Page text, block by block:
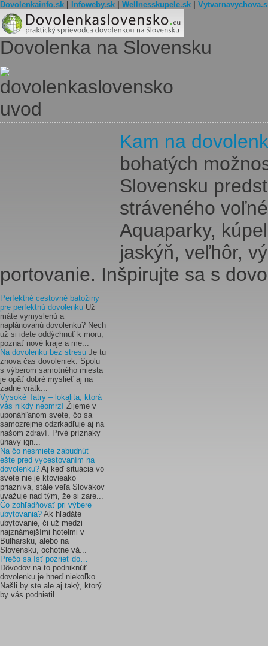
Dovolenkainfo.sk Infoweby.sk Wellnesskupele.sk
Dovolenka na Slovensku
Kam na
bohatých
Slovensku
stráveného
Aquaparky,
jaskýň, veľhôr,
portovanie. Inšpirujte sa s
Perfektné cestovné batožiny
pre perfektnú dovolenku Už
máte vymyslenú a
naplánovanú dovolenku? Nech
už si idete oddýchnuť k moru,
poznať nové kraje a me...
Na dovolenku bez stresu Je tu
znova čas dovoleniek. Spolu
s výberom samotného miesta
je opäť dobré myslieť aj na
zadné vrátk...
Vysoké Tatry – lokalita, ktorá
vás nikdy neomrzí Žijeme v
uponáhľanom svete, čo sa
samozrejme odzrkadľuje aj na
našom zdraví. Prvé príznaky
únavy ign...
Na čo nesmiete zabudnúť
ešte pred vycestovaním na
dovolenku? Aj keď situácia vo
svete nie je ktovieako
priaznivá, stále veľa Slovákov
uvažuje nad tým, že si zare...
Čo zohľadňovať pri výbere
ubytovania? Ak hľadáte
ubytovanie, či už medzi
najznámejšími hotelmi v
Bulharsku, alebo na
Slovensku, ochotne vá...
Prečo sa ísť pozrieť do…
Dôvodov na to podniknúť
dovolenku je hneď niekoľko.
Našli by ste ale aj taký, ktorý
by vás podnietil...